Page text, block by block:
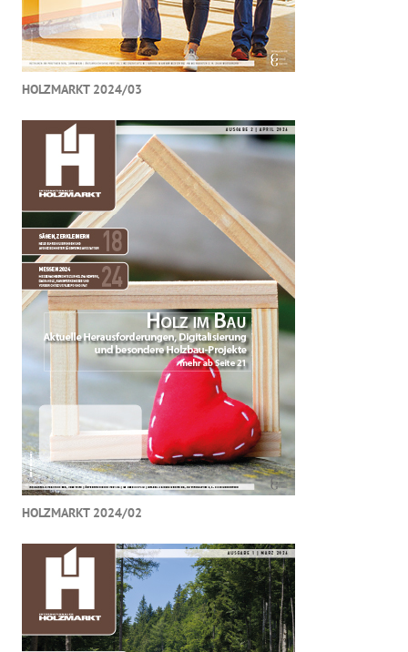
HOLZMARKT 2024/03
HOLZMARKT 2024/02